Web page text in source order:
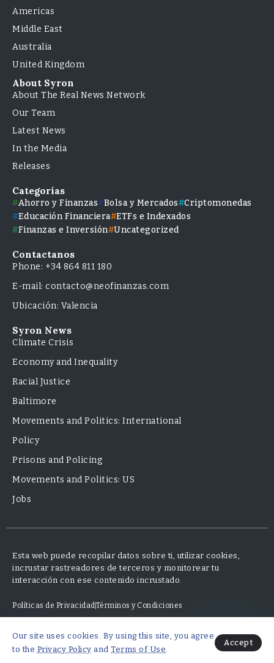
Americas
Middle East
Australia
United Kingdom
About Syron
About The Real News Network
Our Team
Latest News
In the Media
Releases
Categorías
Ahorro y Finanzas Bolsa y Mercados
Criptomonedas
Educación Financiera ETFs e Indexados
Finanzas e Inversión Uncategorized
Contactanos
Phone: +34 864 811 180
E-mail: contacto@neofinanzas.com
Ubicación: Valencia
Syron News
Climate Crisis
Economy and Inequality
Racial Justice
Baltimore
Movements and Politics: International
Policy
Prisons and Policing
Movements and Politics: US
Jobs
Esta web puede recopilar datos sobre ti, utilizar cookies,
incrustar rastreadores de terceros y monitorear tu
interacción con ese contenido incrustado.
Políticas de PrivacidadTérminos y Condiciones
© 2025 Neo Finanzas · Diseño y desarrollo por Mauricio Fajardo
Our site uses cookies. By using this site, you agree
to the Privacy Policy and Terms of Use.
Accept